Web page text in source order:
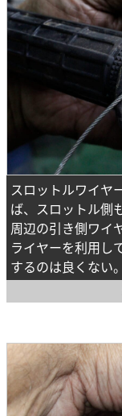
スロットルワイヤ
ば、スロットル側
周辺の引き側ワイ
ライヤーを利用し
するのは良くない。